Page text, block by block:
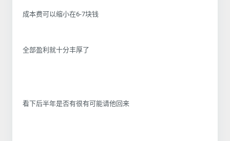
成本费可以缩小在6-7块钱
全部盈利就十分丰厚了
看下后半年是否有很有可能请他回来